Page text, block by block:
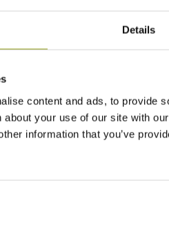
Details
content and ads, to provide
about your use of our site with
information that you’ve